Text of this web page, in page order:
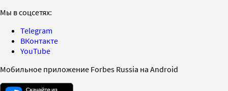
Мы в соцсетях:
Telegram
ВКонтакте
YouTube
Мобильное приложение Forbes Russia на Android